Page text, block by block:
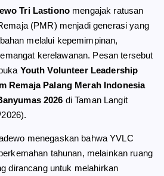
Tri Lastiono mengajak ratusan
(PMR) menjadi generasi yang
melalui kepemimpinan,
kerelawanan. Pesan tersebut
Youth Volunteer Leadership
Remaja Palang Merah Indonesia
2026 di Taman Langit
menegaskan bahwa YVLC
tahunan, melainkan ruang
dirancang untuk melahirkan